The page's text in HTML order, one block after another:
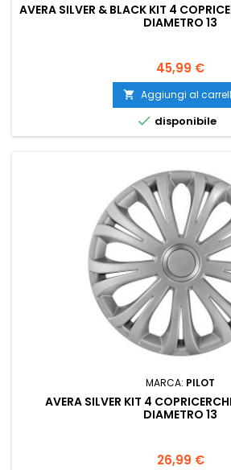
AVERA SILVER & BLACK KIT 4
DIAMETRO 13
Prezzo
45,99 €
 Aggiungi al
 disponibile
MARCA: PILOT
AVERA SILVER KIT 4
DIAMETRO 13
Prezzo
26,99 €